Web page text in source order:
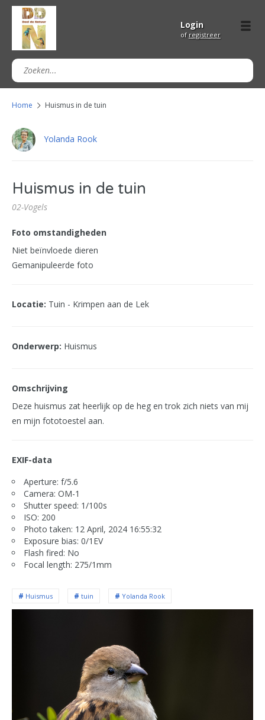
Login
of registreer
Home Huismus in de tuin
Yolanda Rook
Huismus in de tuin
02-Vogels
Foto omstandigheden
Niet beïnvloede dieren
Gemanipuleerde foto
Locatie: Tuin - Krimpen aan de Lek
Onderwerp: Huismus
Omschrijving
Deze huismus zat heerlijk op de heg en trok zich niets van mij
en mijn fototoestel aan.
EXIF-data
Aperture: f/5.6
Camera: OM-1
Shutter speed: 1/100s
ISO: 200
Photo taken: 12 April, 2024 16:55:32
Exposure bias: 0/1EV
Flash fired: No
Focal length: 275/1mm
Huismus tuin Yolanda Rook